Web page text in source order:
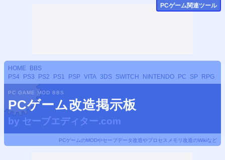
HOME
BBS
PS4
PS3 PS2 PS1 PSP VITA 3DS SWITCH NINTENDO PC SP RPG
PC GAME MOD BBS
PCゲーム改造掲示板
by セーブエディター.com
PCゲームのMODやセーブデータ改造やプロセスメモリ改造のWikiなど
PCゲーム関連ツール